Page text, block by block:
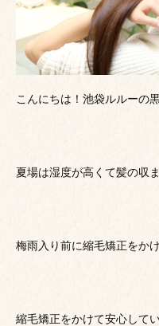
こんにちは！池袋ルルーの黒
夏場は湿度が高くて髪の収
梅雨入り前に縮毛矯正をか
縮毛矯正をかけて安心して